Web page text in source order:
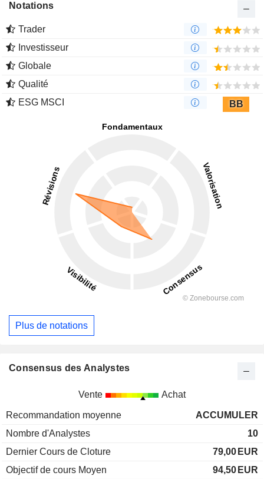
Notations
Trader
Investisseur
Globale
Qualité
ESG MSCI
BB
Plus de notations
Consensus des Analystes
Vente Achat
Recommandation moyenne
ACCUMULER
Nombre d'Analystes
10
Dernier Cours de Cloture
79,00 EUR
Objectif de cours Moyen
94,50 EUR